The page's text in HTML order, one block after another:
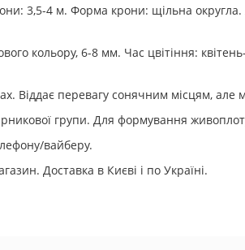
3,5-4 м. Форма крони: щільна
кольору, 6-8 мм. Час цвітіння:
Віддає перевагу сонячним місцям, але
групи. Для формування
вайберу.
Доставка в Києві і по Україні.